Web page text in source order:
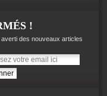
!
des nouveaux articles